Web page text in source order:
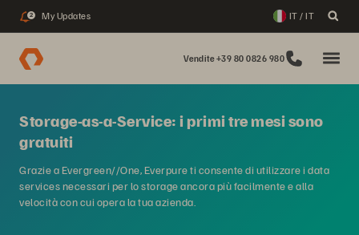
2 My Updates IT / IT
Vendite +39 80 0826 980
Storage-as-a-Service: i primi tre mesi sono
gratuiti
Grazie a Evergreen//One, Everpure ti consente di utilizzare i data
services necessari per lo storage ancora più facilmente e alla
velocità con cui opera la tua azienda.